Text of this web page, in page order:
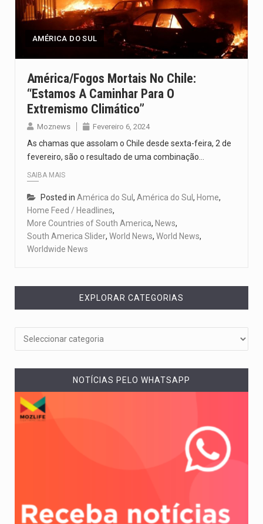
Segundo as autoridades canadianas, mais de 200 incêndios florestais continuam…
De acordo com as autoridades de saúde da Faixa de…
AMÉRICA DO SUL
América/Fogos Mortais No Chile:
“Estamos A Caminhar Para O
Extremismo Climático”
Moznews Fevereiro 6, 2024
As chamas que assolam o Chile desde sexta-feira, 2 de
fevereiro, são o resultado de uma combinação…
SAIBA MAIS
Posted in América do Sul , América do Sul , Home,
Home Feed / Headlines,
More Countries of South America, News,
South America Slider, World News, World News,
Worldwide News
EXPLORAR CATEGORIAS
NOTÍCIAS PELO WHATSAPP